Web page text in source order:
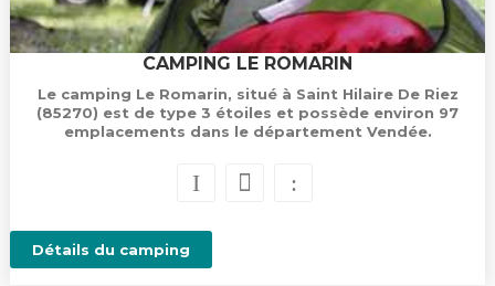
CAMPING LE ROMARIN
Le camping Le Romarin, situé à Saint Hilaire De Riez
(85270) est de type 3 étoiles et possède environ 97
emplacements dans le département Vendée.
Détails du camping